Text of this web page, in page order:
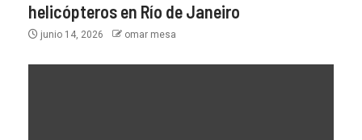
helicópteros en Río de Janeiro
junio 14, 2026 omar mesa